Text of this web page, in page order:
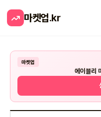
마켓업.kr
마켓업
에이블리